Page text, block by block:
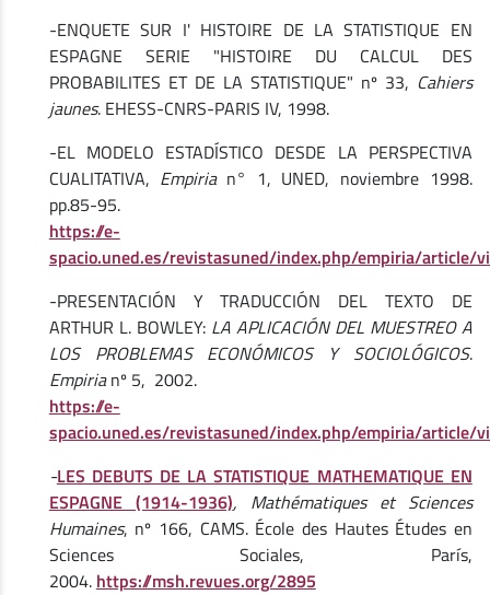
-ENQUETE SUR I' HISTOIRE DE LA STATISTIQUE EN
ESPAGNE SERIE "HISTOIRE DU CALCUL DES
PROBABILITES ET DE LA STATISTIQUE" nº 33, Cahiers
jaunes. EHESS-CNRS-PARIS IV, 1998.
-EL MODELO ESTADÍSTICO DESDE LA PERSPECTIVA
CUALITATIVA, Empiria n° 1, UNED, noviembre 1998.
pp.85-95.
https://e-
spacio.uned.es/revistasuned/index.php/empiria/article/
-PRESENTACIÓN Y TRADUCCIÓN DEL TEXTO DE
ARTHUR L. BOWLEY: LA APLICACIÓN DEL MUESTREO A
LOS PROBLEMAS ECONÓMICOS Y SOCIOLÓGICOS.
Empirianº 5, 2002.
https://e-
spacio.uned.es/revistasuned/index.php/empiria/article/
-LES DEBUTS DE LA STATISTIQUE MATHEMATIQUE EN
ESPAGNE (1914-1936), Mathématiques et Sciences
Humaines, nº 166, CAMS. École des Hautes Études en
Sciences Sociales, París,
2004. https://msh.revues.org/2895